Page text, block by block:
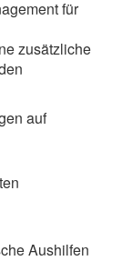
für
zusätzliche
auf
Aushilfen